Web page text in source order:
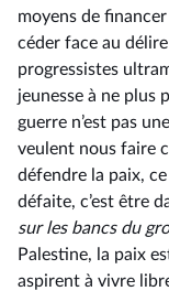
moyens de
céder face au
progressistes
jeunesse à ne plus
guerre n’est pas
veulent nous faire
défendre la paix, ce
défaite, c’est être
sur les bancs du
Palestine, la paix
aspirent à vivre